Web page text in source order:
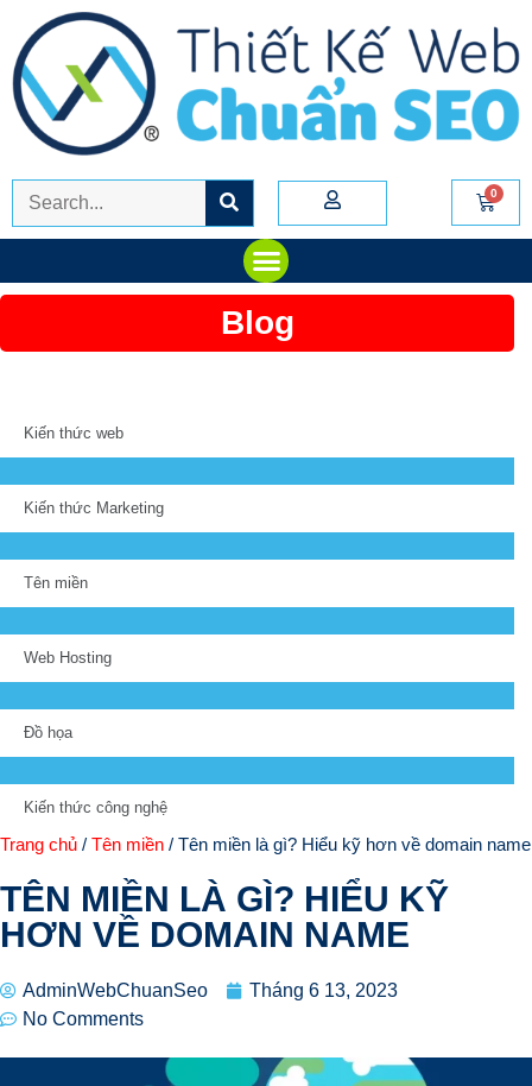
Blog
Kiến thức web
Kiến thức Marketing
Tên miền
Web Hosting
Đồ họa
Kiến thức công nghệ
Trang chủ / Tên miền / Tên miền là gì? Hiểu kỹ hơn về domain name
TÊN MIỀN LÀ GÌ? HIỂU KỸ
HƠN VỀ DOMAIN NAME
AdminWebChuanSeo
Tháng 6 13, 2023
No Comments